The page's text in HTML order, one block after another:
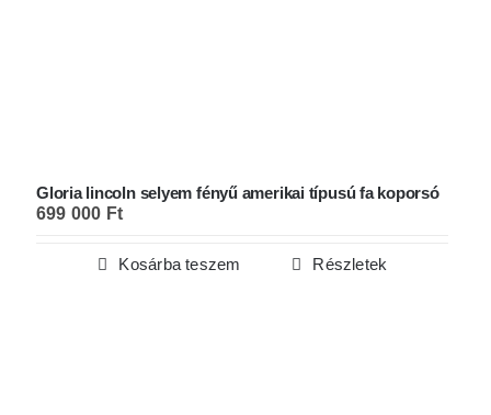
Gloria lincoln selyem fényű amerikai típusú fa koporsó
699 000 Ft
Kosárba teszem Részletek